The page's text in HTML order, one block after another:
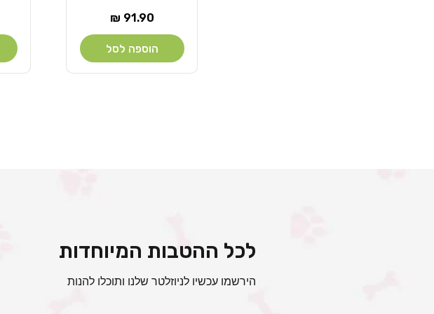
מחיר
91.90 ₪
הוספה לסל
לכל ההטבות המיוחדות
הירשמו עכשיו לניוזלטר שלנו ותוכלו להנות